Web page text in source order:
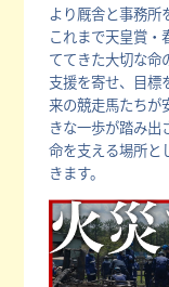
より厩舎と事務所
これまで天皇賞・
ててきた大切な命
支援を寄せ、目標
来の競走馬たちが
きな一歩が踏み出
命を支える場所と
きます。